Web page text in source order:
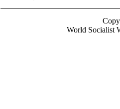
World Socialist